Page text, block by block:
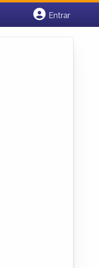
Entrar